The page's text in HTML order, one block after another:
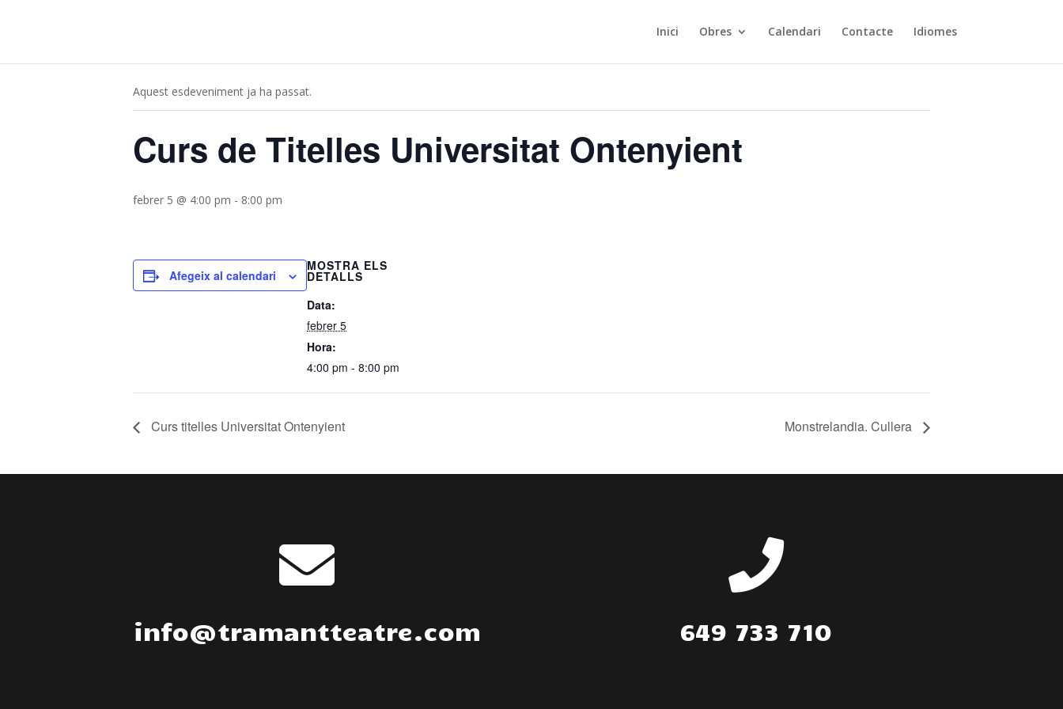
Inici Obres Calendari Contacte Idiomes
Aquest esdeveniment ja ha passat.
Curs de Titelles Universitat Ontenyient
febrer 5 @ 4:00 pm - 8:00 pm
Afegeix al calendari
MOSTRA ELS
DETALLS
Data:
febrer 5
Hora:
4:00 pm - 8:00 pm
Curs titelles Universitat Ontenyient Monstrelandia. Cullera

info@tramantteatre.com

649 733 710